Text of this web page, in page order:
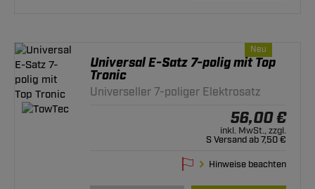
Neu
Universal E-Satz 7-polig mit Top
Tronic
Universeller 7-poliger Elektrosatz
56,00 €
inkl. MwSt., zzgl.
S Versand ab 7,50 €
Hinweise beachten